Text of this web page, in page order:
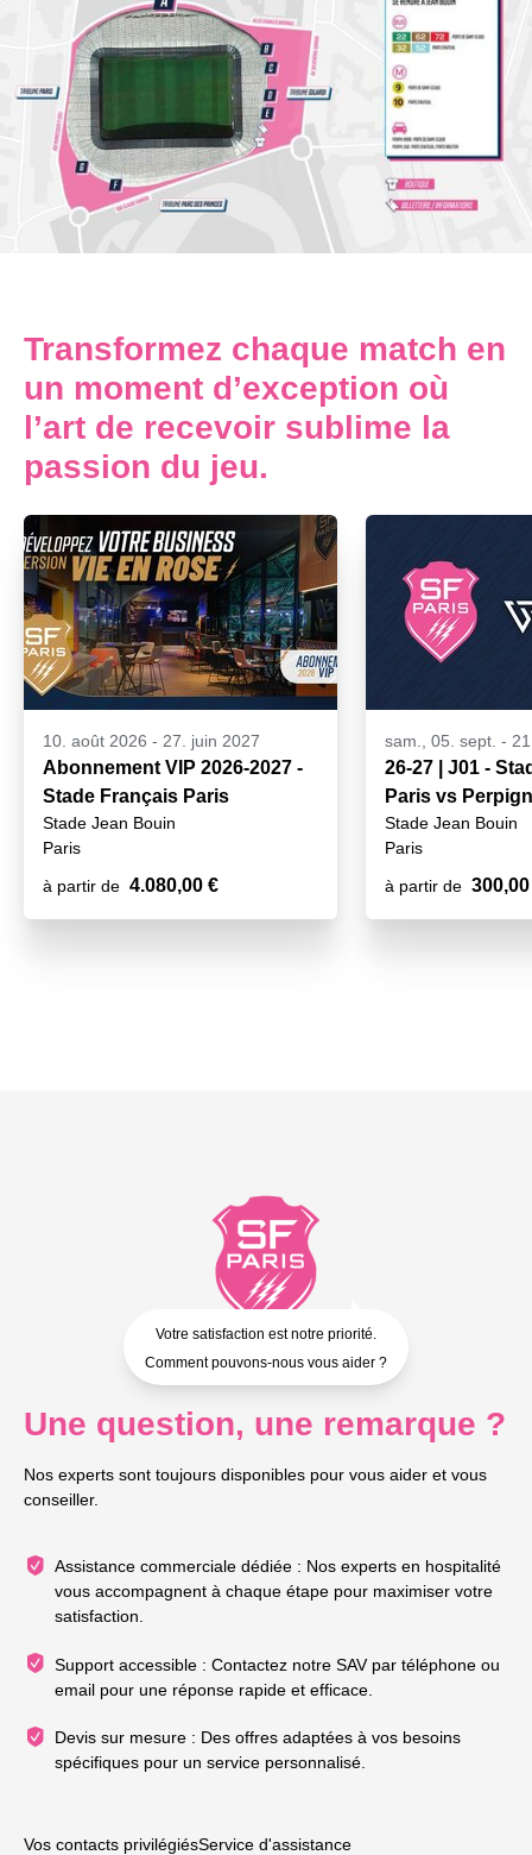
Transformez chaque match en
un moment d’exception où
l’art de recevoir sublime la
passion du jeu.
10. août 2026 - 27. juin 2027
Abonnement VIP 2026-2027 -
Stade Français Paris
Stade Jean Bouin
Paris
à partir de 4.080,00 €
sam., 05. sept. -
26-27 | J01 -
Paris vs
Stade Jean Bouin
Paris
à partir de
Votre satisfaction est notre priorité.
Comment pouvons-nous vous aider ?
Une question, une remarque ?
Nos experts sont toujours disponibles pour vous aider et vous
conseiller.
Assistance commerciale dédiée : Nos experts en hospitalité
vous accompagnent à chaque étape pour maximiser votre
satisfaction.
Support accessible : Contactez notre SAV par téléphone ou
email pour une réponse rapide et efficace.
Devis sur mesure : Des offres adaptées à vos besoins
spécifiques pour un service personnalisé.
Vos contacts privilégiésService d'assistance